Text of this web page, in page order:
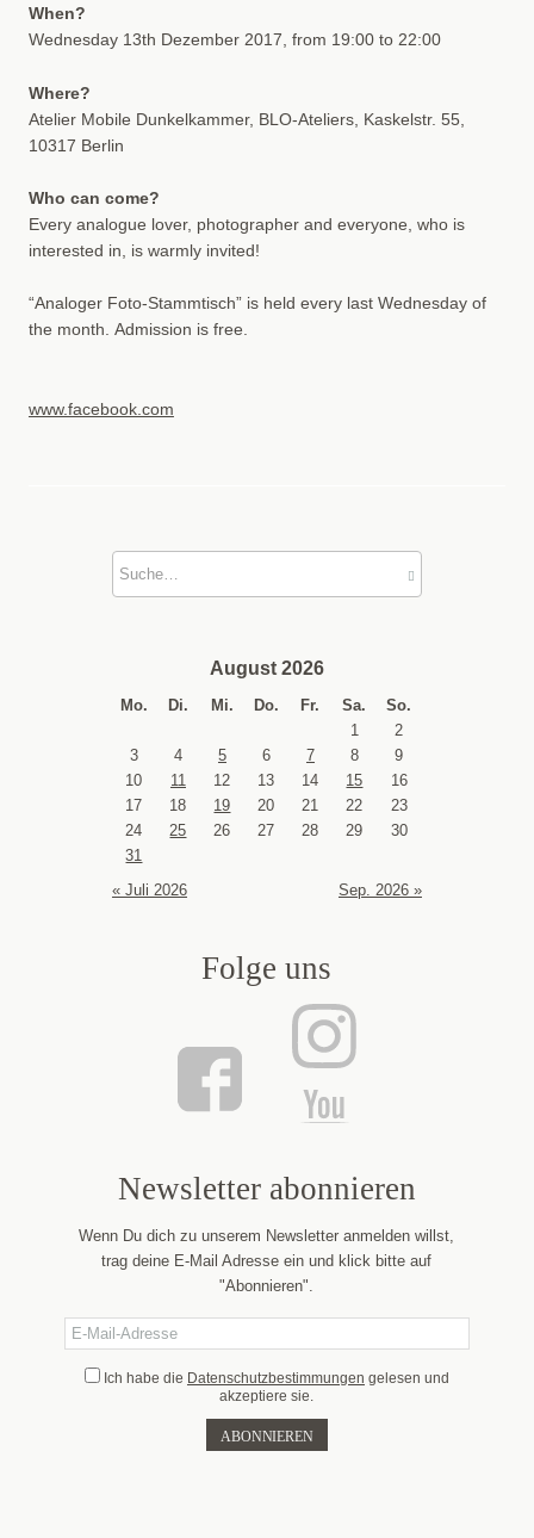
When?
Wednesday 13th Dezember 2017, from 19:00 to 22:00
Where?
Atelier Mobile Dunkelkammer, BLO-Ateliers, Kaskelstr. 55,
10317 Berlin
Who can come?
Every analogue lover, photographer and everyone, who is
interested in, is warmly invited!
“Analoger Foto-Stammtisch” is held every last Wednesday of
the month. Admission is free.
www.facebook.com
August 2026
Mo. Di. Mi. Do. Fr. Sa. So.
« Juli 2026 Sep. 2026 »
1
2
3
4 5 6 7 8
9
10
11 12 13 14 15
16
17
18 19 20 21 22
23
24
25 26 27 28 29
30
31
Folge uns
Newsletter abonnieren
Wenn Du dich zu unserem Newsletter anmelden willst,
trag deine E-Mail Adresse ein und klick bitte auf
"Abonnieren".
Ich habe die Datenschutzbestimmungen gelesen und
akzeptiere sie.